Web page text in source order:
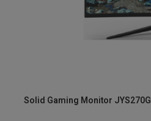
Solid Gaming Monitor